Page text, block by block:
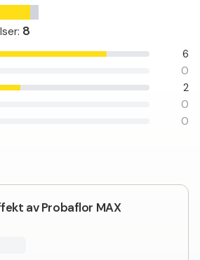
: 8
6
0
2
0
0
av Probaflor MAX